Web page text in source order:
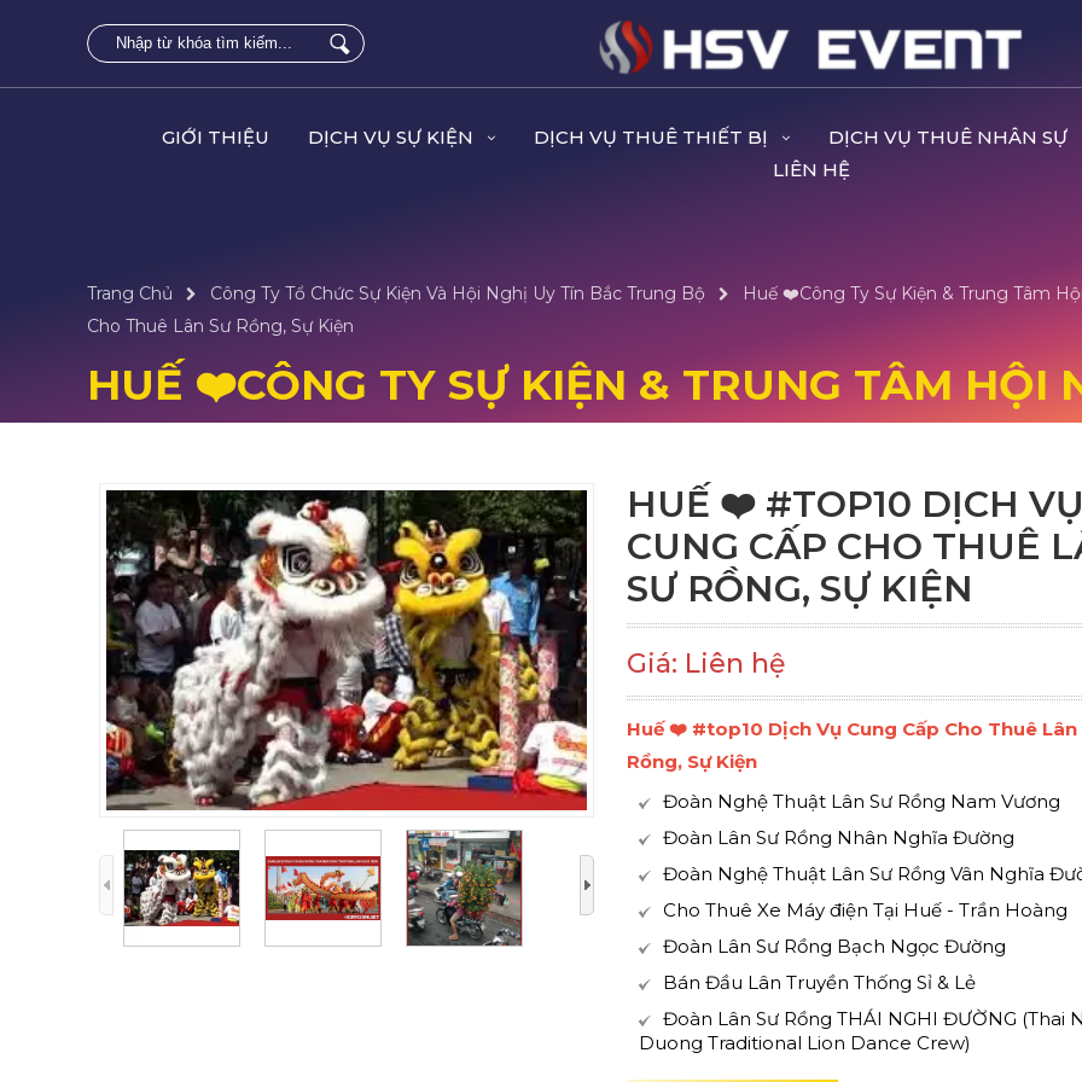
GIỚI THIỆU DỊCH VỤ SỰ KIỆN DỊCH VỤ THUÊ THIẾT BỊ
DỊCH VỤ THUÊ NHÂN SỰ
LIÊN HỆ
Trang Chủ Công Ty Tổ Chức Sự Kiện Và Hội Nghị Uy Tín Bắc Trung Bộ
Huế ❤️️Công Ty Sự Kiện & Trung Tâm
Cho Thuê Lân Sư Rồng, Sự Kiện
HUẾ ❤️️CÔNG TY SỰ KIỆN & TRUNG TÂM HỘI
HUẾ ❤️️ #TOP10 DỊCH
CUNG CẤP CHO THUÊ
SƯ RỒNG, SỰ KIỆN
Giá: Liên hệ
Huế ❤️️ #top10 Dịch Vụ Cung Cấp Cho Thuê Lân
Rồng, Sự Kiện
Đoàn Nghệ Thuật Lân Sư Rồng Nam Vương
Đoàn Lân Sư Rồng Nhân Nghĩa Đường
Đoàn Nghệ Thuật Lân Sư Rồng Vân Nghĩa
Cho Thuê Xe Máy điện Tại Huế - Trần Hoàng
Đoàn Lân Sư Rồng Bạch Ngọc Đường
Bán Đầu Lân Truyền Thống Sỉ & Lẻ
Đoàn Lân Sư Rồng THÁI NGHI ĐƯỜNG (Thai
Duong Traditional Lion Dance Crew)